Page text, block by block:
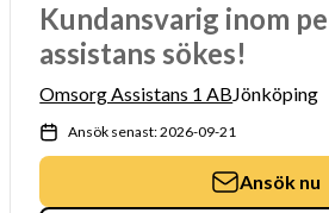
Kundansvarig inom
assistans sökes!
Omsorg Assistans 1 ABJönköping
Ansök senast: 2026-09-21
Ansök nu